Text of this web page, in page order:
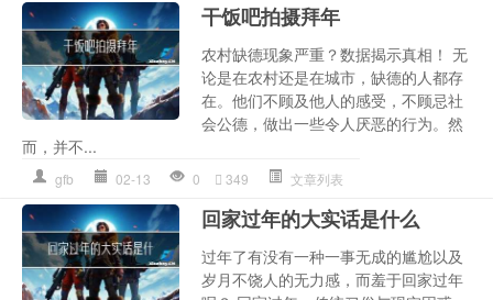
干饭吧拍摄拜年
农村缺德现象严重？数据揭示真相！ 无
论是在农村还是在城市，缺德的人都存
在。他们不顾及他人的感受，不顾忌社
会公德，做出一些令人厌恶的行为。然
而，并不...
gfb 02-13 0 349 文章列表
回家过年的大实话是什么
过年了有没有一种一事无成的尴尬以及
岁月不饶人的无力感，而羞于回家过年